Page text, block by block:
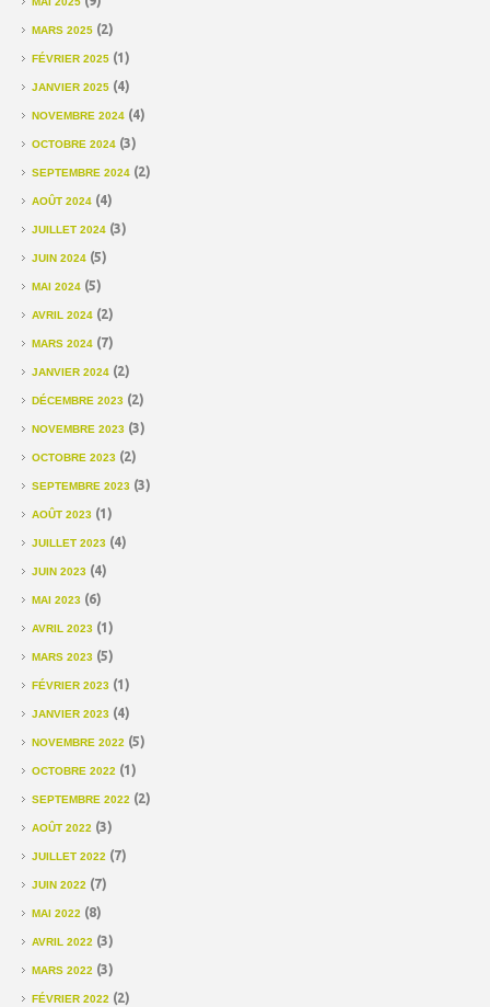
MARS 2025 (2)
FÉVRIER 2025 (1)
JANVIER 2025 (4)
NOVEMBRE 2024 (4)
OCTOBRE 2024 (3)
SEPTEMBRE 2024 (2)
AOÛT 2024 (4)
JUILLET 2024 (3)
JUIN 2024 (5)
MAI 2024 (5)
AVRIL 2024 (2)
MARS 2024 (7)
JANVIER 2024 (2)
DÉCEMBRE 2023 (2)
NOVEMBRE 2023 (3)
OCTOBRE 2023 (2)
SEPTEMBRE 2023 (3)
AOÛT 2023 (1)
JUILLET 2023 (4)
JUIN 2023 (4)
MAI 2023 (6)
AVRIL 2023 (1)
MARS 2023 (5)
FÉVRIER 2023 (1)
JANVIER 2023 (4)
NOVEMBRE 2022 (5)
OCTOBRE 2022 (1)
SEPTEMBRE 2022 (2)
AOÛT 2022 (3)
JUILLET 2022 (7)
JUIN 2022 (7)
MAI 2022 (8)
AVRIL 2022 (3)
MARS 2022 (3)
FÉVRIER 2022 (2)